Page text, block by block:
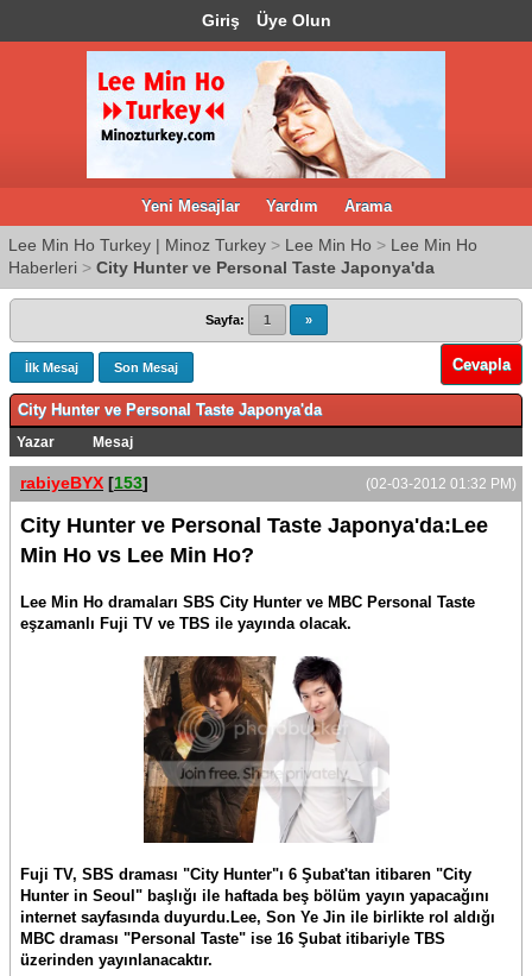
Giriş Üye Olun
Yeni Mesajlar Yardım Arama
Lee Min Ho Turkey | Minoz Turkey > Lee Min Ho > Lee Min Ho
Haberleri > City Hunter ve Personal Taste Japonya'da
Sayfa: 1 »
İlk Mesaj Son Mesaj Cevapla
City Hunter ve Personal Taste Japonya'da
Yazar Mesaj
(02-03-2012 01:32 PM)
rabiyeBYX [153]
City Hunter ve Personal Taste Japonya'da:Lee
Min Ho vs Lee Min Ho?
Lee Min Ho dramaları SBS City Hunter ve MBC Personal Taste
eşzamanlı Fuji TV ve TBS ile yayında olacak.
Fuji TV, SBS draması "City Hunter"ı 6 Şubat'tan itibaren "City
Hunter in Seoul" başlığı ile haftada beş bölüm yayın yapacağını
internet sayfasında duyurdu.Lee, Son Ye Jin ile birlikte rol aldığı
MBC draması "Personal Taste" ise 16 Şubat itibariyle TBS
üzerinden yayınlanacaktır.